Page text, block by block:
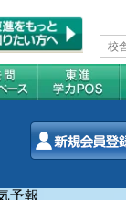
予報